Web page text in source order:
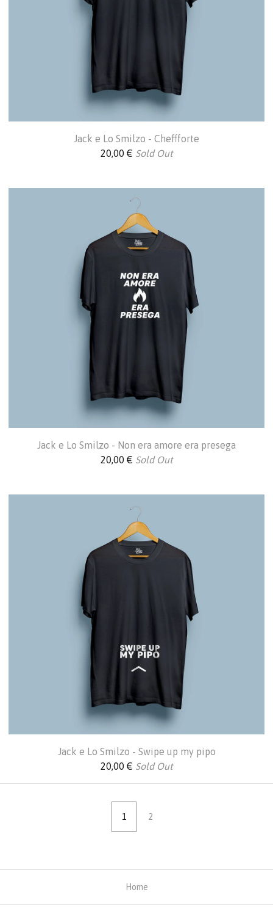
Jack e Lo Smilzo - Cheffforte
20,00 € Sold Out
Jack e Lo Smilzo - Non era amore era presega
20,00 € Sold Out
Jack e Lo Smilzo - Swipe up my pipo
20,00 € Sold Out
1 2
Home